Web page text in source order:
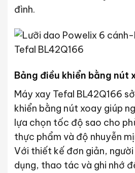
đình.
Bảng điều khiển bằng nút
Máy xay Tefal BL42Q166
khiển bằng nút xoay giúp
lựa chọn tốc độ sao cho
thực phẩm và độ nhuyễn
Với thiết kế đơn giản,
dụng, thao tác và ghi nhớ